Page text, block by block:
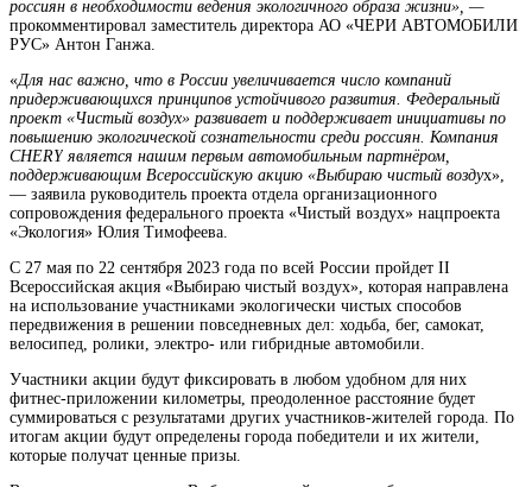
россиян в необходимости ведения экологичного образа жизни», —
прокомментировал заместитель директора АО «ЧЕРИ АВТОМОБИЛИ
РУС» Антон Ганжа.
«Для нас важно, что в России увеличивается число компаний
придерживающихся принципов устойчивого развития. Федеральный
проект «Чистый воздух» развивает и поддерживает инициативы по
повышению экологической сознательности среди россиян. Компания
CHERY является нашим первым автомобильным партнёром,
поддерживающим Всероссийскую акцию «Выбираю чистый воздух»,
— заявила руководитель проекта отдела организационного
сопровождения федерального проекта «Чистый воздух» нацпроекта
«Экология» Юлия Тимофеева.
С 27 мая по 22 сентября 2023 года по всей России пройдет II
Всероссийская акция «Выбираю чистый воздух», которая направлена
на использование участниками экологически чистых способов
передвижения в решении повседневных дел: ходьба, бег, самокат,
велосипед, ролики, электро- или гибридные автомобили.
Участники акции будут фиксировать в любом удобном для них
фитнес-приложении километры, преодоленное расстояние будет
суммироваться с результатами других участников-жителей города. По
итогам акции будут определены города победители и их жители,
которые получат ценные призы.